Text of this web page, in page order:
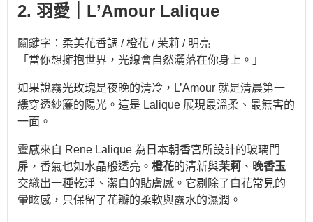
2. 羽愛｜L’Amour Lalique
關鍵字：柔美花香調 / 橙花 / 茉莉 / 明亮
「當你想擁抱世界，光線會自然灑落在你身上。」
如果說霧光玫瑰是夜晚的清冷，L’Amour 就是清晨第一
縷穿透紗簾的陽光。這是 Lalique 展現最溫柔、最無害的
一面。
靈感來自 Rene Lalique 為日本朝香宮所設計的玻璃門
扉，香氣也如水晶般透亮。 橙花的清新與茉莉 、 晚香玉
交織出一種乾淨、潔白的貼膚感。它剔除了白花常見的
暈眩感，只保留了花瓣的柔軟與露水的濕潤。